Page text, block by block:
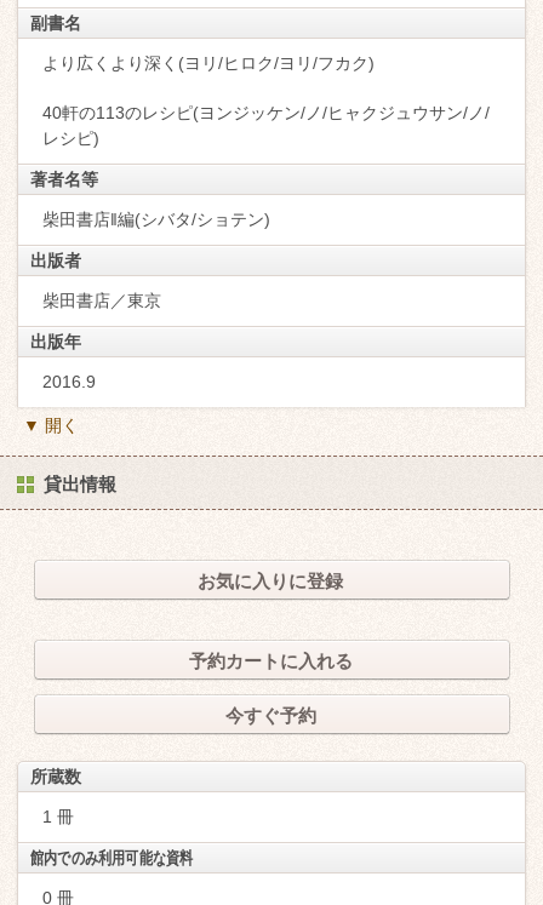
副書名
より広くより深く(ヨリ/ヒロク/ヨリ/フカク)
40軒の113のレシピ(ヨンジッケン/ノ/ヒャクジュウサン/ノ/
レシピ)
著者名等
柴田書店‖編(シバタ/ショテン)
出版者
柴田書店／東京
出版年
2016.9
▼ 開く
貸出情報
お気に入りに登録
予約カートに入れる
今すぐ予約
所蔵数
1 冊
館内でのみ利用可能な資料
0 冊